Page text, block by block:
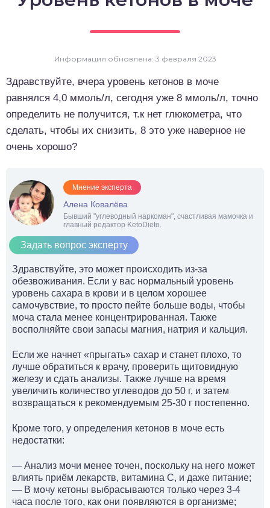
Информация обновлена: 3 февраля 2023
Здравствуйте, вчера уровень кетонов в моче
равнялся 4,0 ммоль/л, сегодня уже 8 ммоль/л, точно
определить не получится, т.к нет глюкометра, что
сделать, чтобы их снизить, 8 это уже наверное не
очень хорошо?
Мнение эксперта
Алена Ковалёва
Бывший "углеводный наркоман", счастливая мамочка и
главный редактор KetoDieto.
Задать вопрос эксперту
Здравствуйте, это может происходить из-за
обезвоживания. Если у вас нормальный уровень
уровень сахара в крови и в целом хорошее
самочувствие, то просто пейте больше воды, чтобы
моча стала менее концентрированная. Также
восполняйте свои запасы магния, натрия и кальция.
Если же начнет «прыгать» сахар и станет плохо, то
лучше обратиться к врачу, проверить щитовидную
железу и сдать анализы. Также лучше на время
увеличить количество углеводов до 50 г, и затем
возвращаться к рекомендуемым 25-30 г постепенно.
Кроме того, у определения кетонов в моче есть
недостатки:
— Анализ мочи менее точен, поскольку на него может
влиять приём лекарств, витамина С, и даже питание;
— В мочу кетоны выбрасываются только через 3-4
часа после того, как они появляются в организме;
напитки